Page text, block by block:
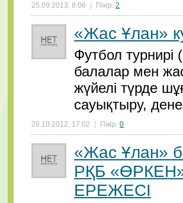
25.09.2013, 8:06 Пікір: 2
«Жас Ұлан»
Футбол
балалар мен
жүйелі түрде
сауықтыру,
28.10.2012, 17:02 Пікір: 0
«Жас Ұлан»
РҚБ «ӨРКЕН»
ЕРЕЖЕСІ